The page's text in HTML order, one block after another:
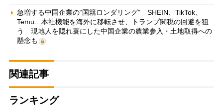
急増する中国企業の“国籍ロンダリング” SHEIN、TikTok、
Temu…本社機能を海外に移転させ、トランプ関税の回避を狙
う 現地人を隠れ蓑にした中国企業の農業参入・土地取得への
懸念も
関連記事
ランキング